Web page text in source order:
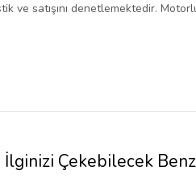
ve satışını denetlemektedir.
İlginizi Çekebilecek